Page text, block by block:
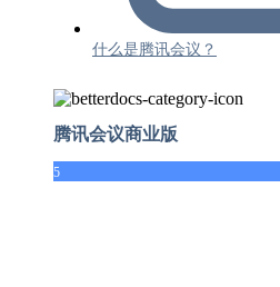
什么是腾讯会议？
腾讯会议商业版
5